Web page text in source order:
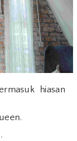
hiasan
.